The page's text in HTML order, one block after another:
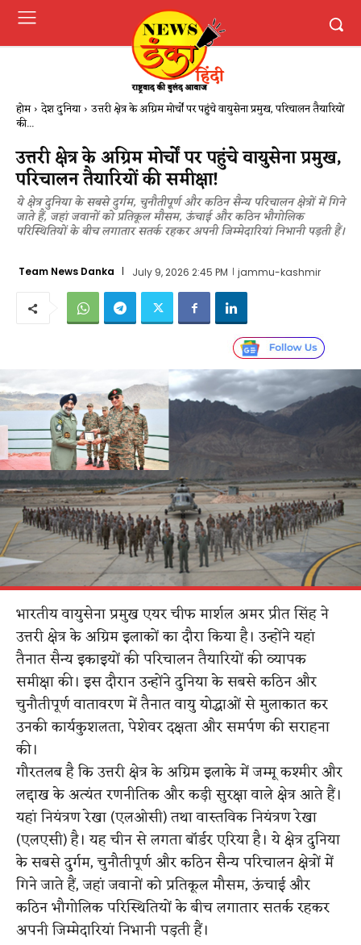
होम देश दुनिया उत्तरी क्षेत्र के अग्रिम मोर्चों पर पहुंचे वायुसेना प्रमुख, परिचालन तैयारियों
की...
उत्तरी क्षेत्र के अग्रिम मोर्चों पर पहुंचे वायुसेना प्रमुख,
परिचालन तैयारियों की समीक्षा!
ये क्षेत्र दुनिया के सबसे दुर्गम, चुनौतीपूर्ण और कठिन सैन्य परिचालन क्षेत्रों में गिने
जाते हैं, जहां जवानों को प्रतिकूल मौसम, ऊंचाई और कठिन भौगोलिक
परिस्थितियों के बीच लगातार सतर्क रहकर अपनी जिम्मेदारियां निभानी पड़ती हैं।
Team News Danka July 9, 2026 2:45 PM jammu-kashmir
भारतीय वायुसेना प्रमुख एयर चीफ मार्शल अमर प्रीत सिंह ने
उत्तरी क्षेत्र के अग्रिम इलाकों का दौरा किया है। उन्होंने यहां
तैनात सैन्य इकाइयों की परिचालन तैयारियों की व्यापक
समीक्षा की। इस दौरान उन्होंने दुनिया के सबसे कठिन और
चुनौतीपूर्ण वातावरण में तैनात वायु योद्धाओं से मुलाकात कर
उनकी कार्यकुशलता, पेशेवर दक्षता और समर्पण की सराहना
की।
गौरतलब है कि उत्तरी क्षेत्र के अग्रिम इलाके में जम्मू कश्मीर और
लद्दाख के अत्यंत रणनीतिक और कड़ी सुरक्षा वाले क्षेत्र आते हैं।
यहां नियंत्रण रेखा (एलओसी) तथा वास्तविक नियंत्रण रेखा
(एलएसी) है। यह चीन से लगता बॉर्डर एरिया है। ये क्षेत्र दुनिया
के सबसे दुर्गम, चुनौतीपूर्ण और कठिन सैन्य परिचालन क्षेत्रों में
गिने जाते हैं, जहां जवानों को प्रतिकूल मौसम, ऊंचाई और
कठिन भौगोलिक परिस्थितियों के बीच लगातार सतर्क रहकर
अपनी जिम्मेदारियां निभानी पड़ती हैं।